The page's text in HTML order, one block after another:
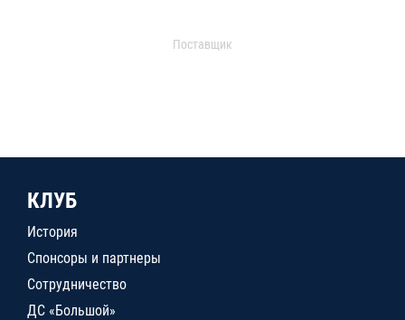
Поставщик
КЛУБ
История
Спонсоры и партнеры
Сотрудничество
ДС «Большой»